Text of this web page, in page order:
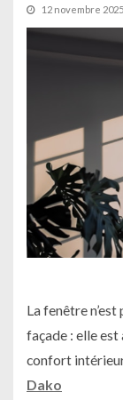
12 novembre 2025
La fenêtre
façade : elle
confort
Dako